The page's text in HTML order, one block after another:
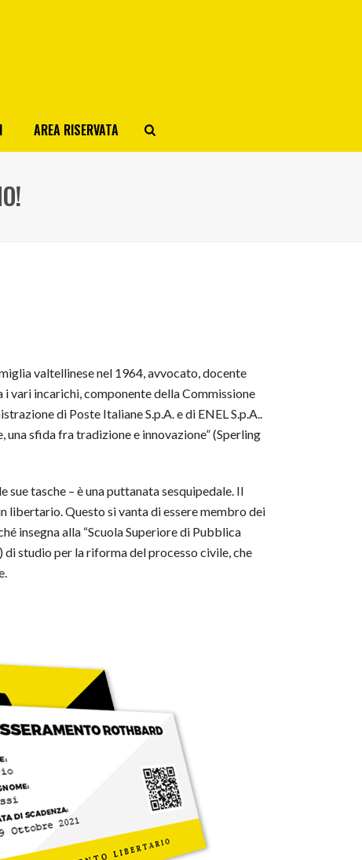
AREA RISERVATA
valtellinese nel 1964, avvocato, docente
vari incarichi, componente della Commissione
di Poste Italiane S.p.A. e di ENEL S.p.A..
sfida fra tradizione e innovazione” (Sperling
sue tasche – è una puttanata sesquipedale. Il
libertario. Questo si vanta di essere membro dei
insegna alla “Scuola Superiore di Pubblica
di studio per la riforma del processo civile, che